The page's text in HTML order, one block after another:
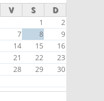
V S D
1
2
7 8
9
14 15
16
21 22
23
28 29
30